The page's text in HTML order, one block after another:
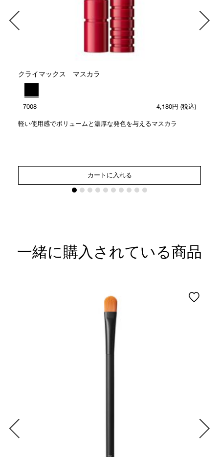
クライマックス マスカラ
7008 4,180円 (税込)
軽い使用感でボリュームと濃厚な発色を与えるマスカラ
カートに入れる
一緒に購入されている商品